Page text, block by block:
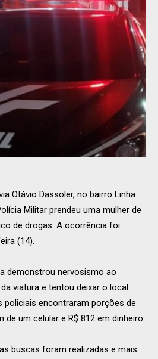
Otávio Dassoler, no bairro Linha
Militar prendeu uma mulher de
de drogas. A ocorrência foi
(14).
demonstrou nervosismo ao
viatura e tentou deixar o local.
policiais encontraram porções de
de um celular e R$ 812 em dinheiro.
buscas foram realizadas e mais